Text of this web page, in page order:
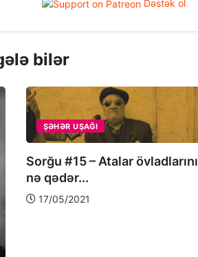
Dəstək ol
bilər
ŞƏHƏR UŞAĞI
Sorğu #15 – Atalar övladlarını
nə qədər...
17/05/2021